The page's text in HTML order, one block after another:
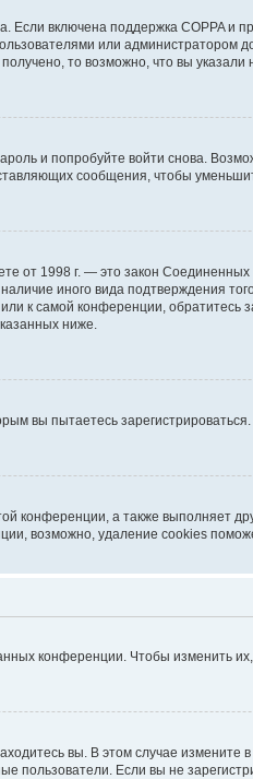
включена поддержка COPPA и
или администратором
то возможно, что вы
и попробуйте войти снова.
сообщения, чтобы
от 1998 г. — это закон
иного вида подтверждения
к самой конференции,
ниже.
вы пытаетесь
конференции, а также выполняет
возможно, удаление cookies
конференции. Чтобы изменить
вы. В этом случае измените
пользователи. Если вы не